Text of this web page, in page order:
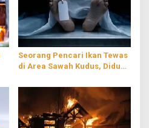
Seorang Pencari Ikan Tewas
di Area Sawah Kudus, Diduga